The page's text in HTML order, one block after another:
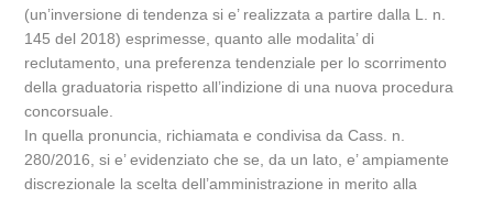
(un’inversione di tendenza si e’ realizzata a partire dalla L. n.
145 del 2018) esprimesse, quanto alle modalita’ di
reclutamento, una preferenza tendenziale per lo scorrimento
della graduatoria rispetto all’indizione di una nuova procedura
concorsuale.
In quella pronuncia, richiamata e condivisa da Cass. n.
280/2016, si e’ evidenziato che se, da un lato, e’ ampiamente
discrezionale la scelta dell’amministrazione in merito alla